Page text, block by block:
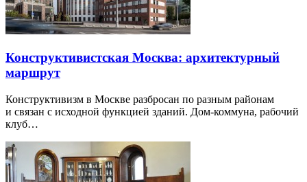
Конструктивистская Москва: архитектурный
маршрут
Конструктивизм в Москве разбросан по разным районам
и связан с исходной функцией зданий. Дом-коммуна, рабочий
клуб…